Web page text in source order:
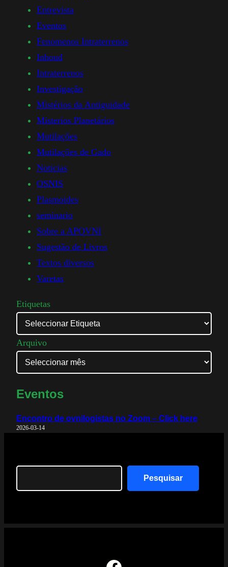
Entrevista
Eventos
Fenomenos Intraterrenos
Inhoud
Intraterrenos
Investigação
Mistérios da Antiguidade
Misterios Planetários
Mutilações
Mutilações de Gado
Noticias
OSNIS
Plasmoides
seminario
Sobre a APOVNI
Sugestão de Livros
Textos diversos
Varetas
Etiquetas
Arquivo
Eventos
Encontro de ovnilogistas no Zoom – Click here
2026-03-14
Pesquisar